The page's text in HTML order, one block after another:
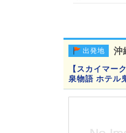
出発地 沖
【スカイマー
泉物語 ホテル